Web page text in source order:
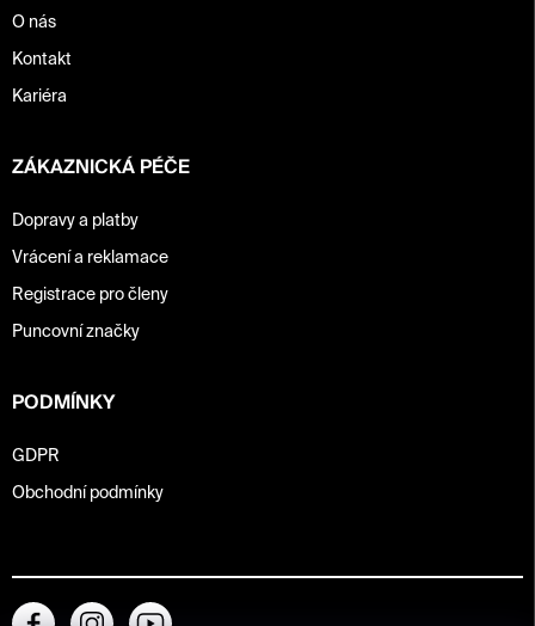
O nás
Kontakt
Kariéra
ZÁKAZNICKÁ PÉČE
Dopravy a platby
Vrácení a reklamace
Registrace pro členy
Puncovní značky
PODMÍNKY
GDPR
Obchodní podmínky